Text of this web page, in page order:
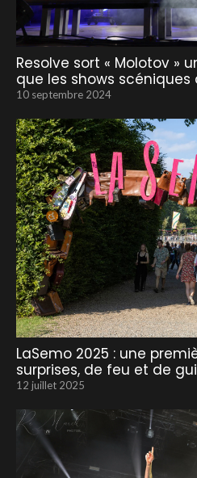
Resolve sort « Molotov »
que les shows scéniques
10 septembre 2024
LaSemo 2025 : une
surprises, de feu et de
12 juillet 2025